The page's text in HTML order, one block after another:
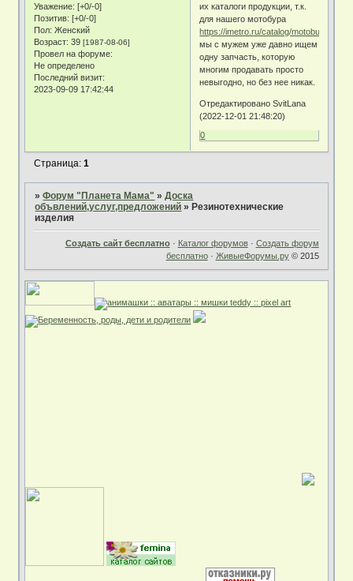
Уважение: [+0/-0]
Позитив: [+0/-0]
Пол: Женский
Возраст: 39[1987-08-06]
Провел на форуме:
Не определено
Последний визит:
2023-09-09 17:42:44
их каталоги продукции, т.к.
для нашего мотобура
https://imetro.ru/catalog/motobury
мы с мужем уже давно ищем
одну запчасть, которую
многим продавать просто
невыгодно, но без нее никак.
Отредактировано SvitLana
(2022-12-01 21:48:20)
0
Страница:1
»Форум "Планета Мама" »Доска
объвлений,услуг,предложений » Резинотехнические
изделия
Создать сайт бесплатно· Каталог форумов· Создать форум
бесплатно· ЖивыеФорумы.ру© 2015